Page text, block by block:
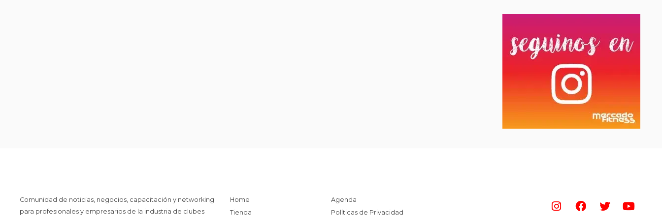
Comunidad de noticias, negocios, capacitación y networking
para profesionales y empresarios de la industria de clubes
Home
Tienda
Agenda
Políticas de Privacidad